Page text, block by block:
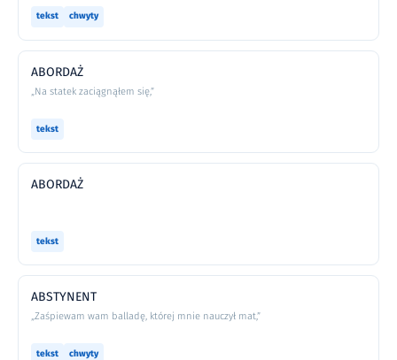
tekst chwyty
ABORDAŻ
„Na statek zaciągnąłem się,”
tekst
ABORDAŻ
tekst
ABSTYNENT
„Zaśpiewam wam balladę, której mnie nauczył mat,”
tekst chwyty